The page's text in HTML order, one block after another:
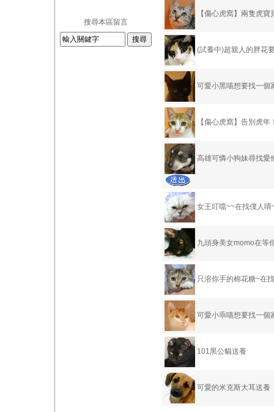
搜尋本區留言
【傷心虎窩】兩隻虎
(試養中)超親人的胖花
可愛小黑喵想要找一個
【傷心虎窩】告別虎
高雄可憐小狗妹尋找愛
女王叮噹~~在找僕人唷
九頭身美女momo在等
只溶你手的棉花糖~在
可愛小乖喵想要找一個
101黑公貓送養
可愛的米克斯大耳送養